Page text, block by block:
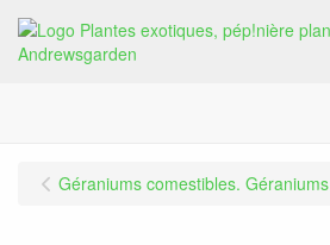
Géraniums comestibles.